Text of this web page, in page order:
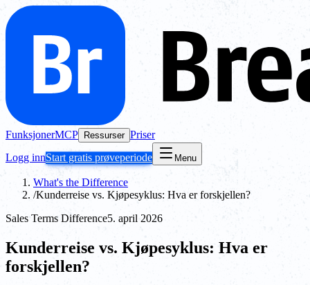
FunksjonerMCP Ressurser Priser
Logg innStart gratis prøveperiode Menu
What's the Difference
/Kunderreise vs. Kjøpesyklus: Hva er forskjellen?
Sales Terms Difference5. april 2026
Kunderreise vs. Kjøpesyklus: Hva er
forskjellen?